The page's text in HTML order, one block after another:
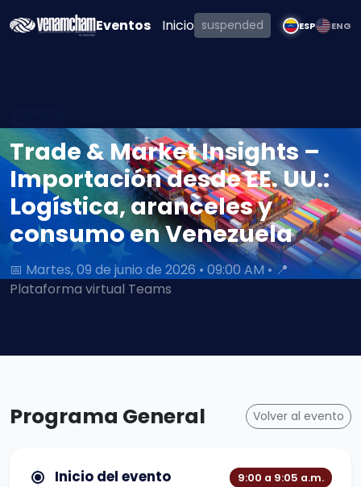
Eventos Inicio suspended ESP ENG
Trade & Market Insights –
Importación desde EE. UU.:
Logística, aranceles y
consumo en Venezuela
📅 Martes, 09 de junio de 2026 • 09:00 AM • 📍
Plataforma virtual Teams
Programa General Volver al evento
Inicio del evento 9:00 a 9:05 a.m.